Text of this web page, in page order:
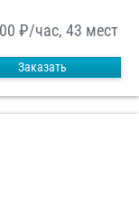
₽/час, 43 мест
Заказать